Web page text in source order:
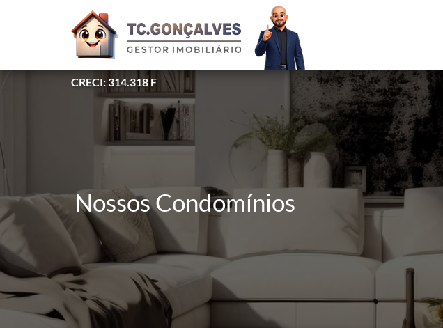
CRECI: 314.318 F
Nossos Condomínios